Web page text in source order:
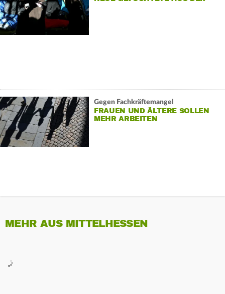
Gegen Fachkräftemangel
FRAUEN UND ÄLTERE SOLLEN
MEHR ARBEITEN
MEHR AUS MITTELHESSEN